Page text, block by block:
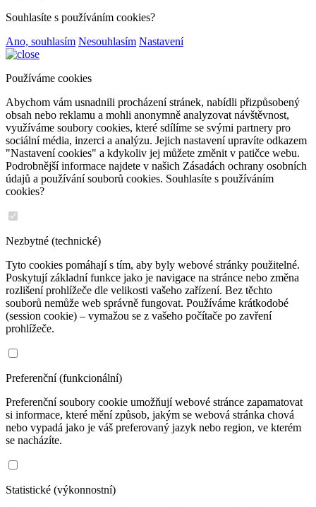
Souhlasíte s používáním cookies?
Ano, souhlasím Nesouhlasím Nastavení
Používáme cookies
Abychom vám usnadnili procházení stránek, nabídli přizpůsobený
obsah nebo reklamu a mohli anonymně analyzovat návštěvnost,
využíváme soubory cookies, které sdílíme se svými partnery pro
sociální média, inzerci a analýzu. Jejich nastavení upravíte odkazem
"Nastavení cookies" a kdykoliv jej můžete změnit v patičce webu.
Podrobnější informace najdete v našich Zásadách ochrany osobních
údajů a používání souborů cookies. Souhlasíte s používáním
cookies?
Nezbytné (technické)
Tyto cookies pomáhají s tím, aby byly webové stránky použitelné.
Poskytují základní funkce jako je navigace na stránce nebo změna
rozlišení prohlížeče dle velikosti vašeho zařízení. Bez těchto
souborů nemůže web správně fungovat. Používáme krátkodobé
(session cookie) – vymažou se z vašeho počítače po zavření
prohlížeče.
Preferenční (funkcionální)
Preferenční soubory cookie umožňují webové stránce zapamatovat
si informace, které mění způsob, jakým se webová stránka chová
nebo vypadá jako je váš preferovaný jazyk nebo region, ve kterém
se nacházíte.
Statistické (výkonnostní)